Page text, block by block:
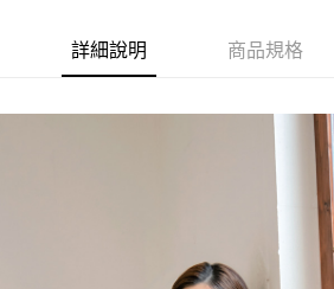
詳細說明 商品規格